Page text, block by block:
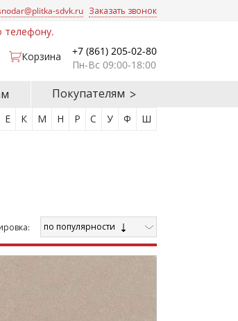
sdvk.ru Заказать звонок
телефону.
Корзина
+7 (861) 205-02-80
Пн-Вс 09:00-18:00
Покупателям
Е К М Н Р С У Ф Ш
по популярности